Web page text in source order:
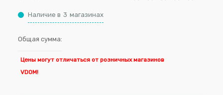
Наличие в 3 магазинах
Общая сумма:
Цены могут отличаться от розничных магазинов
VDOM!